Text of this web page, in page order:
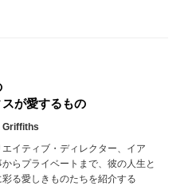
が愛するもの
Griffiths
イティブ・ディレクター、イア
らプライベートまで、彼の人生と
る愛しきものたちを紹介する